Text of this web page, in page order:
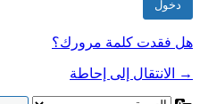
هل فقدت كلمة مرورك؟
→ الانتقال إلى إحاطة